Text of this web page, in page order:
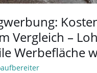
Vergleich –
Werbefläche